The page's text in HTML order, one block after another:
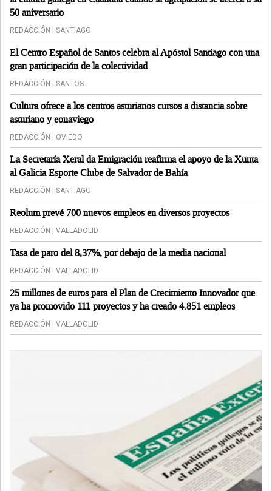
50 aniversario
REDACCIÓN | SANTIAGO
El Centro Español de Santos celebra al Apóstol Santiago con una
gran participación de la colectividad
REDACCIÓN | SANTOS
Cultura ofrece a los centros asturianos cursos a distancia sobre
asturiano y eonaviego
REDACCIÓN | OVIEDO
La Secretaría Xeral da Emigración reafirma el apoyo de la Xunta
al Galicia Esporte Clube de Salvador de Bahía
REDACCIÓN | SANTIAGO
Reolum prevé 700 nuevos empleos en diversos proyectos
REDACCIÓN | VALLADOLID
Tasa de paro del 8,37%, por debajo de la media nacional
REDACCIÓN | VALLADOLID
25 millones de euros para el Plan de Crecimiento Innovador que
ya ha promovido 111 proyectos y ha creado 4.851 empleos
REDACCIÓN | VALLADOLID